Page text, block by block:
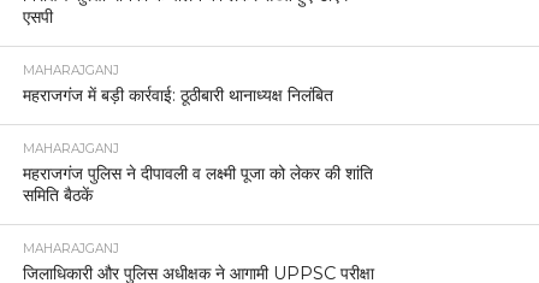
एसपी
MAHARAJGANJ
महराजगंज में बड़ी कार्रवाई: ठूठीबारी थानाध्यक्ष निलंबित
MAHARAJGANJ
महराजगंज पुलिस ने दीपावली व लक्ष्मी पूजा को लेकर की शांति
समिति बैठकें
MAHARAJGANJ
जिलाधिकारी और पुलिस अधीक्षक ने आगामी UPPSC परीक्षा